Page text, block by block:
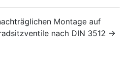
Montage auf
nach DIN 3512 →